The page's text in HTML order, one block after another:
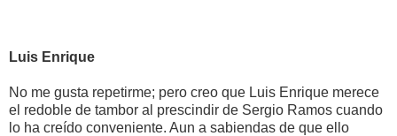
Luis Enrique
No me gusta repetirme; pero creo que Luis Enrique merece
el redoble de tambor al prescindir de Sergio Ramos cuando
lo ha creído conveniente. Aun a sabiendas de que ello